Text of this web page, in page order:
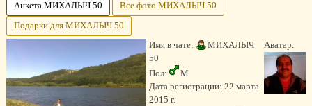
Анкета МИХАЛЫЧ 50 Все фото МИХАЛЫЧ 50
Подарки для МИХАЛЫЧ 50
Аватар:
Имя в чате:
МИХАЛЫЧ
50
Пол:
М
Дата регистрации: 22 марта
2015 г.